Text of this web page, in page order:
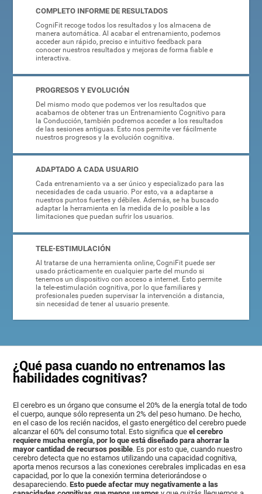
COMPLETO INFORME DE RESULTADOS
CogniFit recoge todos los resultados y los almacena de
manera automática. Al acabar el entrenamiento, podemos
acceder aun rápido, preciso e intuitivo feedback para
conocer nuestros resultados y mejoras de forma fiable e
interactiva.
PROGRESOS Y EVOLUCIÓN
Del mismo modo que podemos ver los resultados que
acabamos de obtener tras un Entrenamiento Cognitivo para
la Conducción, también podremos acceder a los resultados
de las sesiones antiguas. Esto nos permite ver fácilmente
nuestros progresos y la evolución cognitiva.
ADAPTADO A CADA USUARIO
Cada entrenamiento va a ser único y especializado para las
necesidades de cada usuario. Por esto, va a adaptarse a
nuestros puntos fuertes y débiles. Además, se ha buscado
adaptar la herramienta en la medida de lo posible a las
limitaciones que puedan sufrir los usuarios.
TELE-ESTIMULACIÓN
Al tratarse de una herramienta online, CogniFit puede ser
usado prácticamente en cualquier parte del mundo si
tenemos un dispositivo con acceso a internet. Esto permite
la tele-estimulación cognitiva, por lo que familiares y
profesionales pueden supervisar la intervención a distancia,
sin necesidad de tener al usuario presente.
¿Qué pasa cuando no entrenamos las
habilidades cognitivas?
El cerebro es un órgano que consume el 20% de la energía total de todo
el cuerpo, aunque sólo representa un 2% del peso humano. De hecho,
en el caso de los recién nacidos, el gasto energético del cerebro puede
alcanzar el 60% del consumo total. Esto significa queel cerebro
requiere mucha energía, por lo que está diseñado para ahorrar la
mayor cantidad de recursos posible. Es por esto que, cuando nuestro
cerebro detecta que no estamos utilizando una capacidad cognitiva,
aporta menos recursos a las conexiones cerebrales implicadas en esa
capacidad, por lo que la conexión termina deteriorándose o
desapareciendo.Esto puede afectar muy negativamente a las